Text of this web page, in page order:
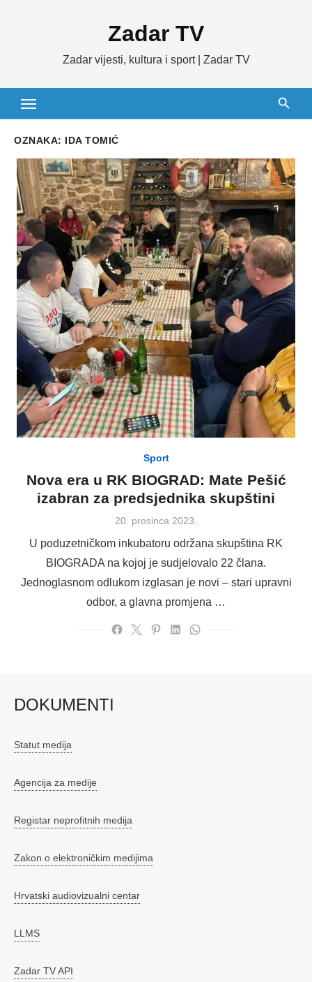
Zadar TV
Zadar vijesti, kultura i sport | Zadar TV
OZNAKA: IDA TOMIĆ
Sport
Nova era u RK BIOGRAD: Mate Pešić
izabran za predsjednika skupštini
Posted
20. prosinca 2023.
U poduzetničkom inkubatoru održana skupština RK
BIOGRADA na kojoj je sudjelovalo 22 člana.
Jednoglasnom odlukom izglasan je novi – stari upravni
odbor, a glavna promjena …
DOKUMENTI
Statut medija
Agencija za medije
Registar neprofitnih medija
Zakon o elektroničkim medijima
Hrvatski audiovizualni centar
LLMS
Zadar TV API